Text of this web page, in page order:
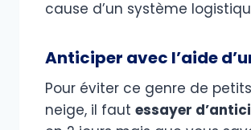
cause d’un système
Anticiper avec l’aide
Pour éviter ce genre de
neige, il faut essayer